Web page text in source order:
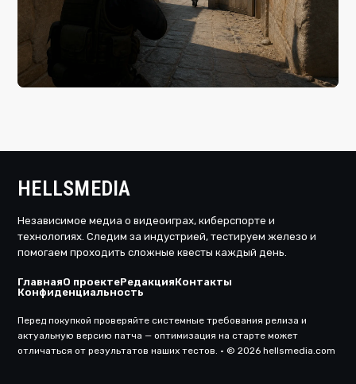
Counter-Strike 2 стала самой просматриваемой
HELLSMEDIA
Независимое медиа о видеоиграх, киберспорте и
технологиях. Следим за индустрией, тестируем железо и
помогаем проходить сложные квесты каждый день.
ГлавнаяО проектеРедакцияКонтакты
Конфиденциальность
Перед покупкой проверяйте системные требования релиза и
актуальную версию патча — оптимизация на старте может
отличаться от результатов наших тестов. · © 2026 hellsmedia.com